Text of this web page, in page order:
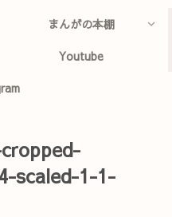
まんがの本棚
Youtube
scaled-1-1-